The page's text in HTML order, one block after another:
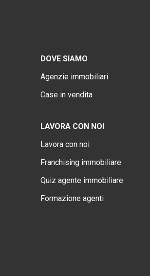
DOVE SIAMO
Agenzie immobiliari
Case in vendita
LAVORA CON NOI
Lavora con noi
Franchising immobiliare
Quiz agente immobiliare
Formazione agenti